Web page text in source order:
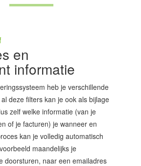
en
informatie
heb je verschillende
deze filters kan je ook als bijlage
zelf welke informatie (van je
of je facturen) je wanneer en
kan je volledig automatisch
maandelijks je
doorsturen, naar een emailadres